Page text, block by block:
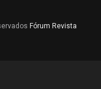
Fórum Revista